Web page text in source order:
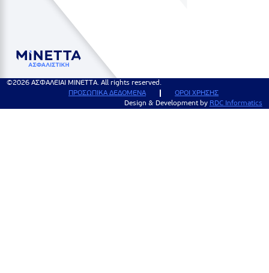
©2026 ΑΣΦΑΛΕΙΑΙ ΜΙΝΕΤΤΑ. All rights reserved.
ΠΡΟΣΩΠΙΚΑ ΔΕΔΟΜΕΝΑ
ΟΡΟΙ ΧΡΗΣΗΣ
Design & Development by RDC Informatics